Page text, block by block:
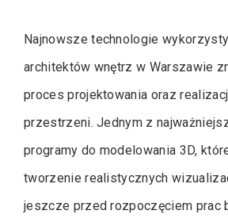
Najnowsze technologie
architektów wnętrz w Warszawie
proces projektowania oraz
przestrzeni. Jednym z
programy do modelowania 3D,
tworzenie realistycznych
jeszcze przed rozpoczęciem prac